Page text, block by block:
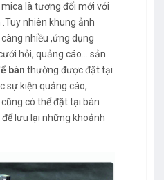
là tương đối mới với
nhiên khung ảnh
nhiều ,ứng dụng
hỏi, quảng cáo... sản
bàn thường được đặt tại
sự kiện quảng cáo,
có thể đặt tại bàn
lưu lại những khoảnh